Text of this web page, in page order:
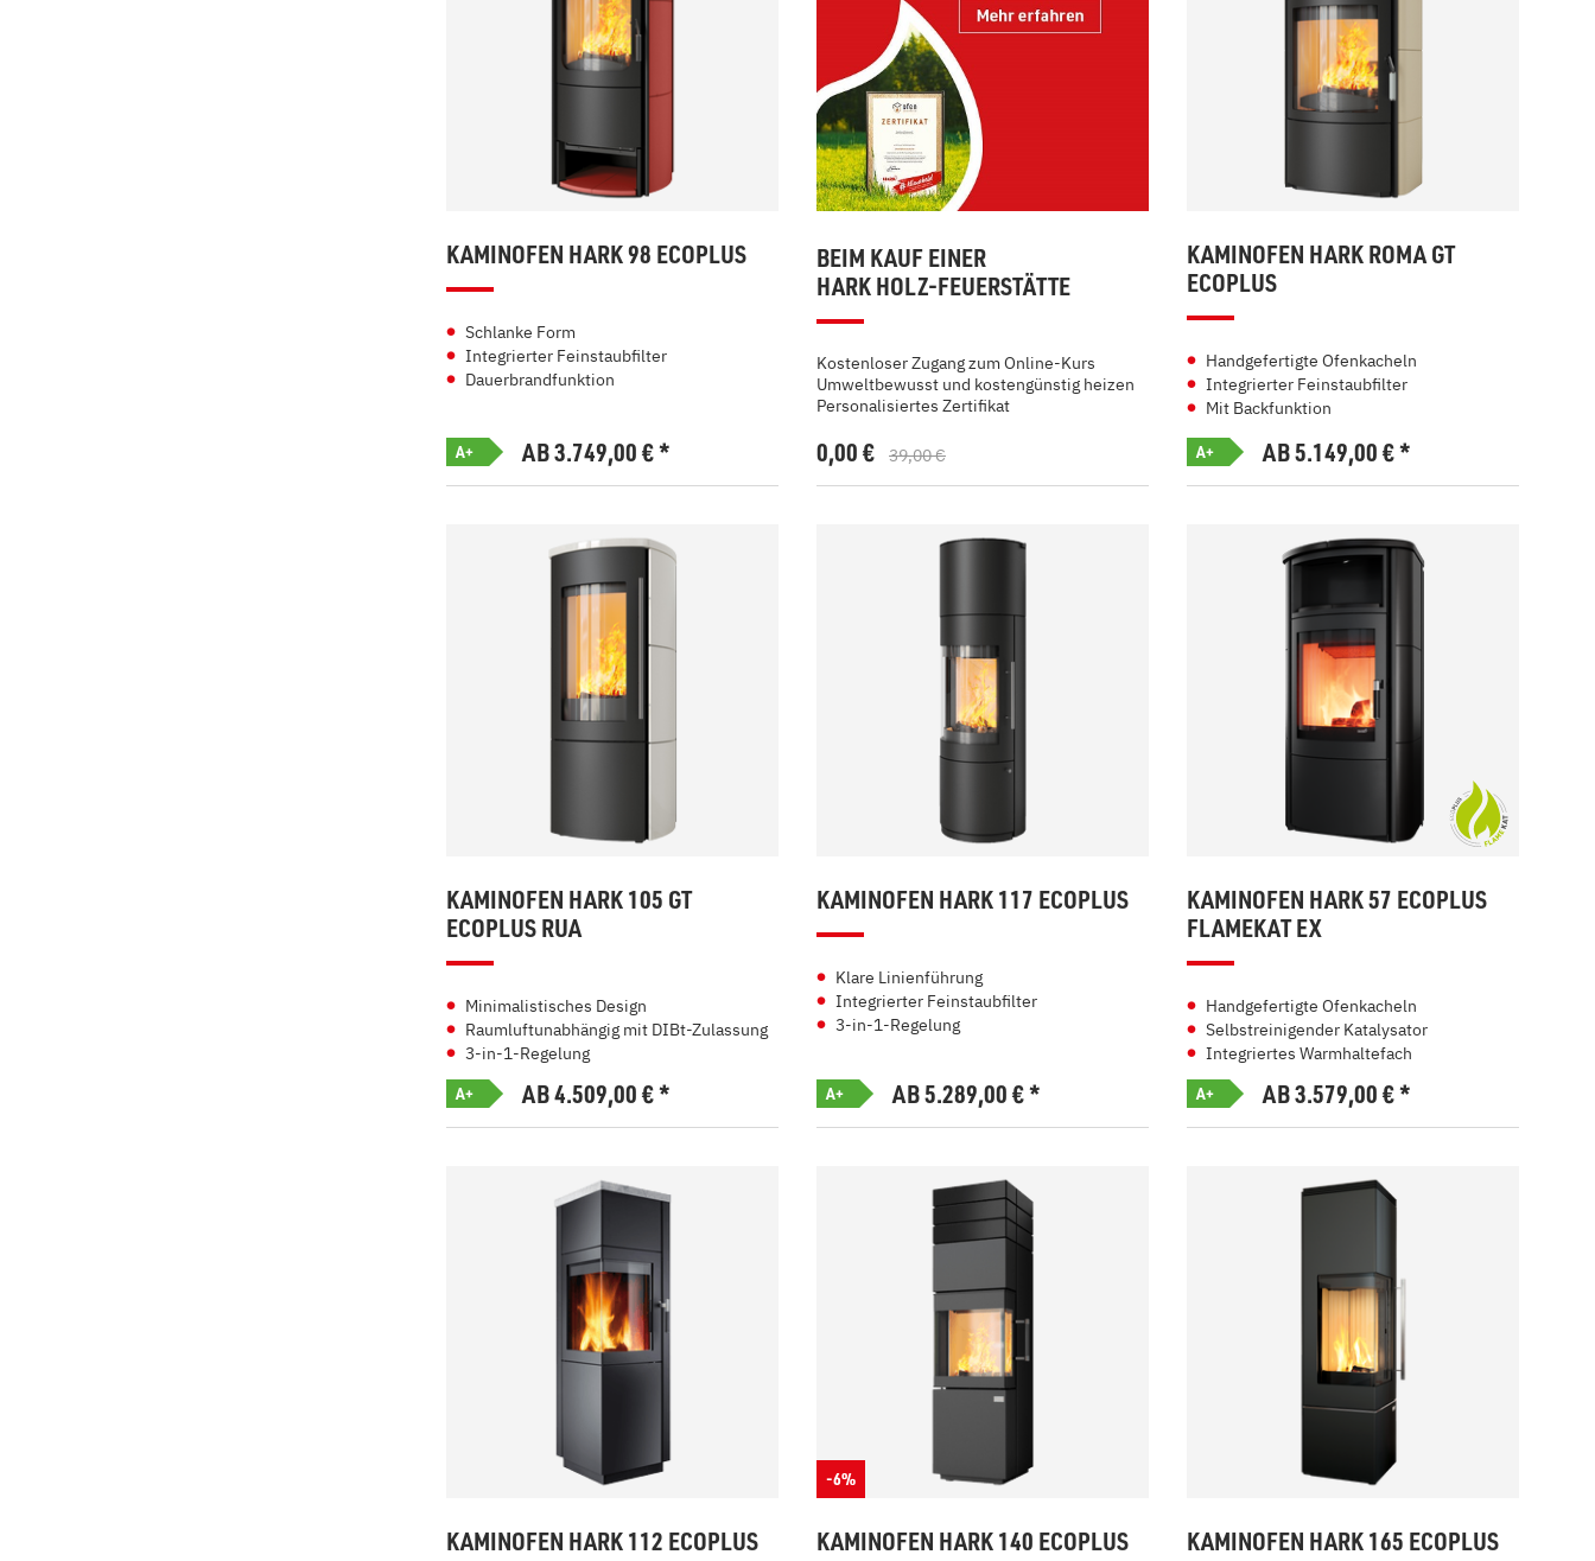
KAMINOFEN HARK 98 ECOPLUS
Schlanke Form
Integrierter Feinstaubfilter
Dauerbrandfunktion
A+ AB 3.749,00€*
BEIM KAUF EINER
HARK HOLZ-FEUERSTÄTTE
Kostenloser Zugang zum Online-Kurs
Umweltbewusst und kostengünstig heizen
Personalisiertes Zertifikat
0,00 € 39,00 €
KAMINOFEN HARK ROMA GT
ECOPLUS
Handgefertigte Ofenkacheln
Integrierter Feinstaubfilter
Mit Backfunktion
A+ AB 5.149,00€*
KAMINOFEN HARK 105 GT
ECOPLUS RUA
Minimalistisches Design
Raumluftunabhängig mit DIBt-Zulassung
3-in-1-Regelung
A+ AB 4.509,00€*
KAMINOFEN HARK 117 ECOPLUS
Klare Linienführung
Integrierter Feinstaubfilter
3-in-1-Regelung
A+ AB 5.289,00€*
KAMINOFEN HARK 57 ECOPLUS
FLAMEKAT EX
Handgefertigte Ofenkacheln
Selbstreinigender Katalysator
Integriertes Warmhaltefach
A+ AB 3.579,00€*
KAMINOFEN HARK 112 ECOPLUS
-6%
KAMINOFEN HARK 140 ECOPLUS KAMINOFEN HARK 165 ECOPLUS